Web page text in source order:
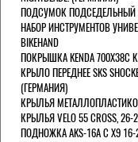
ПОДСУМОК ПОДСЕДЕЛЬНЫЙ A-
НАБОР ИНСТРУМЕНТОВ
BIKEHAND
ПОКРЫШКА KENDA 700Х38С
КРЫЛО ПЕРЕДНЕЕ SKS
(ГЕРМАНИЯ)
КРЫЛЬЯ
КРЫЛЬЯ VELO 55 CROSS, 26-
ПОДНОЖКА AKS-16A C X9 16-